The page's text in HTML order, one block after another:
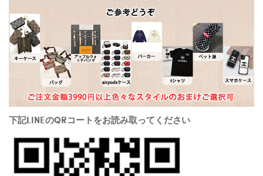
下記LINEのQRコートをお読み取ってください